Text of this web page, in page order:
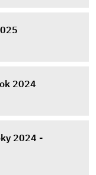
2024
2024 -